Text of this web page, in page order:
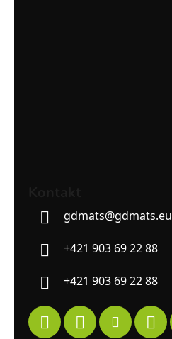
gdmats@gdmats.eu
+421 903 69 22 88
+421 903 69 22 88